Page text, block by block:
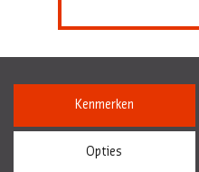
Kenmerken
Opties